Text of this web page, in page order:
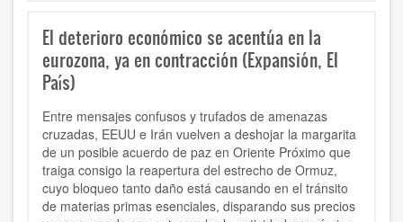
El deterioro económico se acentúa en la
eurozona, ya en contracción (Expansión, El
País)
Entre mensajes confusos y trufados de amenazas
cruzadas, EEUU e Irán vuelven a deshojar la margarita
de un posible acuerdo de paz en Oriente Próximo que
traiga consigo la reapertura del estrecho de Ormuz,
cuyo bloqueo tanto daño está causando en el tránsito
de materias primas esenciales, disparando sus precios